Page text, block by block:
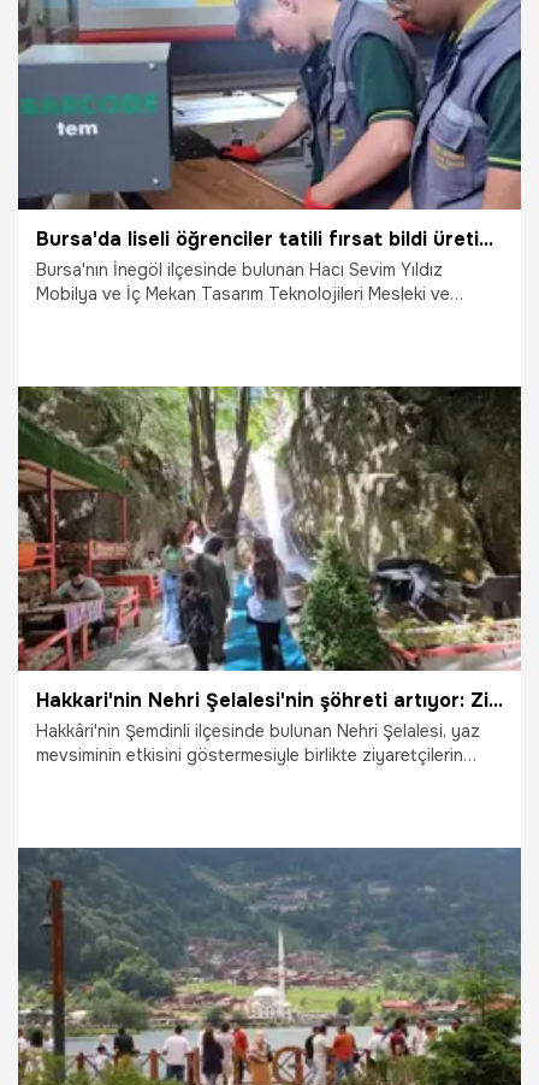
16.07.2026
Bursa'da liseli öğrenciler tatili fırsat bildi üretime ivme kazandırdı! Yaz tatilinde harçlıklarını çıkarıyorlar
Bursa'nın İnegöl ilçesinde bulunan Hacı Sevim Yıldız
Mobilya ve İç Mekan Tasarım Teknolojileri Mesleki ve
mobilya tasarımı ile üretimi gerçekleştiren meslek liseliler,
döner sermaye sistemi sayesinde aylık yaklaşık 20 bin lira
kazanç elde ederek ekonomik özgürlüklerini sarsılmaz bir
şekilde ilan ediyor.
14.07.2026 Bursa
Hakkari'nin Nehri Şelalesi'nin şöhreti artıyor: Ziyaretçi akını var
Hakkâri'nin Şemdinli ilçesinde bulunan Nehri Şelalesi, yaz
mevsiminin etkisini göstermesiyle birlikte ziyaretçilerin
14.07.2026 Gündem